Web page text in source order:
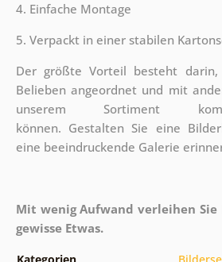
4. Einfache Montage
5. Verpackt in einer stabilen
Der größte Vorteil besteht
Belieben angeordnet und mit
unserem Sortiment
können. Gestalten Sie eine
eine beeindruckende Galerie
Mit wenig Aufwand verleihen
gewisse Etwas.